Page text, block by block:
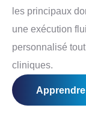
les principaux
une exécution
personnalisé
cliniques.